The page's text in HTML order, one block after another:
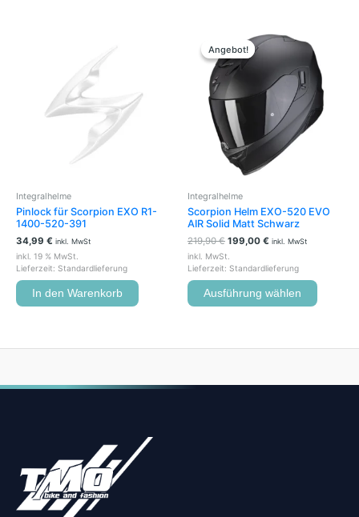
Integralhelme
Pinlock für Scorpion EXO R1-
1400-520-391
34,99 € inkl. MwSt
inkl. 19 % MwSt.
Lieferzeit: Standardlieferung
In den Warenkorb
Angebot!
Angebot!
Integralhelme
Scorpion Helm EXO-520 EVO
AIR Solid Matt Schwarz
219,90€
Ursprünglicher
Preis
war:
219,90 €
199,00 €
Aktueller
Preis
ist:
199,00 €.
inkl. MwSt
inkl. MwSt.
Lieferzeit: Standardlieferung
Ausführung wählen
weist
mehrere
auf.
Die
gewählt